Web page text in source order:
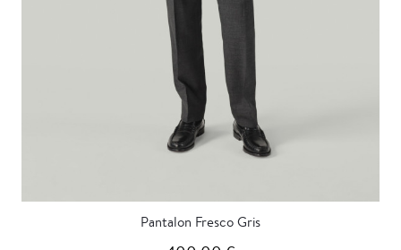
Pantalon Fresco Gris